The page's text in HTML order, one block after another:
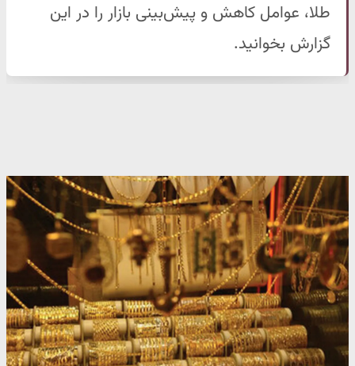
طلا، عوامل کاهش و پیش‌بینی بازار را در این
گزارش بخوانید.